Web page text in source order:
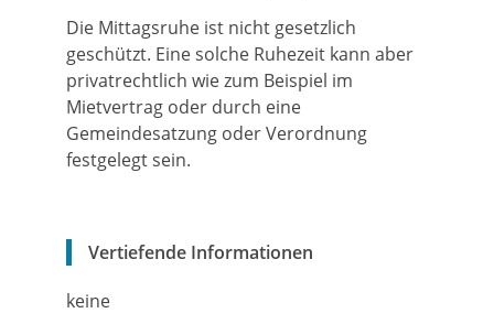
Die Mittagsruhe ist nicht gesetzlich
geschützt. Eine solche Ruhezeit kann aber
privatrechtlich wie zum Beispiel im
Mietvertrag oder durch eine
Gemeindesatzung oder Verordnung
festgelegt sein.
Vertiefende Informationen
keine